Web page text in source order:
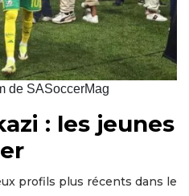
de SASoccerMag
: les jeunes
profils plus récents dans le